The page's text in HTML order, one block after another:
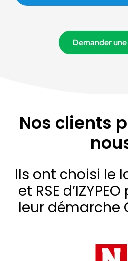
Demander
Nos clients
Ils ont choisi le
et RSE
leur démarche